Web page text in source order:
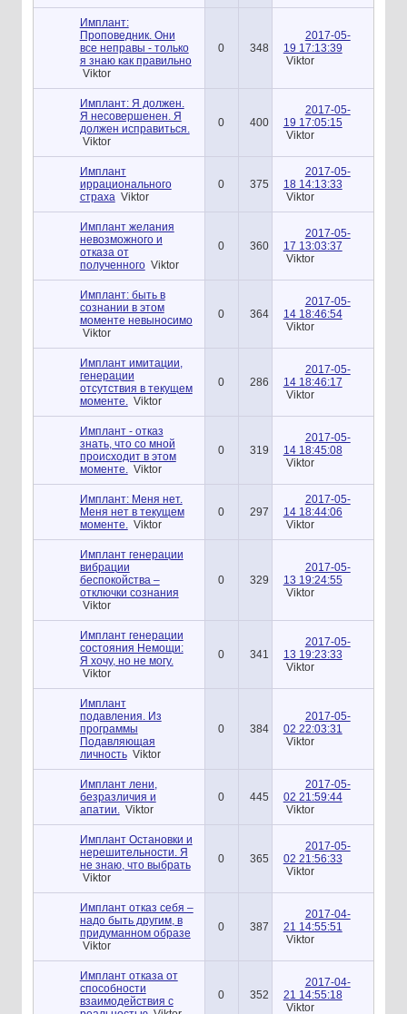
Имплант:
Проповедник. Они
все неправы - только
я знаю как правильно
Viktor
0 348
2017-05-
19 17:13:39
Viktor
Имплант: Я должен.
Я несовершенен. Я
должен исправиться.
Viktor
0 400
2017-05-
19 17:05:15
Viktor
Имплант
иррационального
страха Viktor
0 375
2017-05-
18 14:13:33
Viktor
Имплант желания
невозможного и
отказа от
полученного Viktor
0 360
2017-05-
17 13:03:37
Viktor
Имплант: быть в
сознании в этом
моменте невыносимо
Viktor
0 364
2017-05-
14 18:46:54
Viktor
Имплант имитации,
генерации
отсутствия в текущем
моменте.
Viktor
0 286
2017-05-
14 18:46:17
Viktor
Имплант - отказ
знать, что со мной
происходит в этом
моменте.
Viktor
0 319
2017-05-
14 18:45:08
Viktor
Имплант: Меня нет.
Меня нет в текущем
моменте.
Viktor
0 297
2017-05-
14 18:44:06
Viktor
Имплант генерации
вибрации
беспокойства –
отключки сознания
Viktor
0 329
2017-05-
13 19:24:55
Viktor
Имплант генерации
состояния Немощи:
Я хочу, но не могу.
Viktor
0 341
2017-05-
13 19:23:33
Viktor
Имплант
подавления. Из
программы
Подавляющая
личность Viktor
0 384
2017-05-
02 22:03:31
Viktor
Имплант лени,
безразличия и
апатии.
Viktor
0 445
2017-05-
02 21:59:44
Viktor
Имплант Остановки и
нерешительности. Я
не знаю, что выбрать
Viktor
0 365
2017-05-
02 21:56:33
Viktor
Имплант отказ себя –
надо быть другим, в
придуманном образе
Viktor
0 387
2017-04-
21 14:55:51
Viktor
Имплант отказа от
способности
взаимодействия с
0 352
2017-04-
21 14:55:18
Viktor